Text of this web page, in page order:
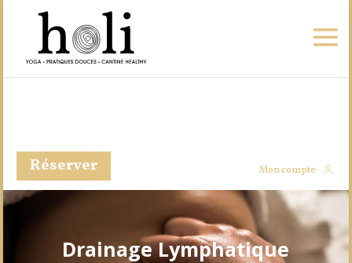
Réserver Mon compte
Drainage Lymphatique